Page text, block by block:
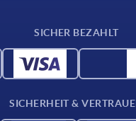
SICHER BEZAHLT
SICHERHEIT &